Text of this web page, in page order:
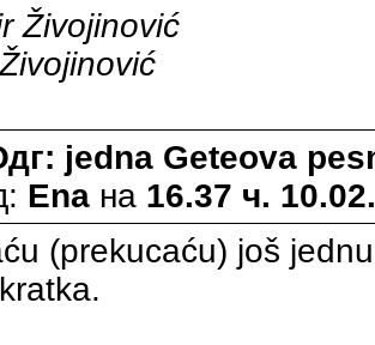
Živojinović
jedna Geteova
Ena на 16.37 ч.
(prekucaću) još